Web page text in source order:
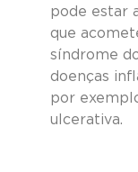
pode estar
que
síndrome
doenças
por
ulcerativa.